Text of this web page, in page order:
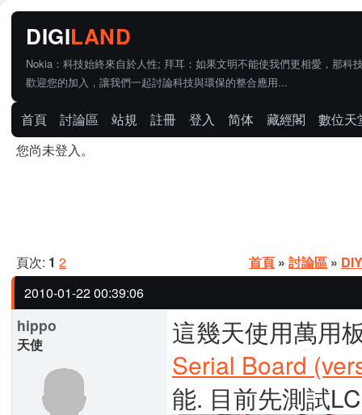
Nokia：科技始終來自於人性; 拜耳：如果文明不能使我們更相愛，那科
歡迎您的加入，讓我們一起討論科技與環保的整合應用...
首頁 討論區 站規 註冊 登入 简体 藏經閣
數位天
您尚未登入。
頁次: 1 2 首頁 » 討論區 »
2010-01-22 00:39:06
hippo
天使
這幾天使用萬用
Serial Board
能. 目前先測試